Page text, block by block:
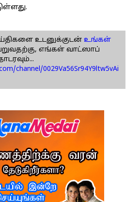
உடனுக்குடன் உங்கள்
எங்கள் வாட்ஸாப்
channel/0029Va56Sr94Y9ltw5vAi